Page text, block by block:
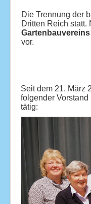
Die Trennung der
Dritten Reich
vor.
Seit dem 21. März
folgender Vorstand
tätig: